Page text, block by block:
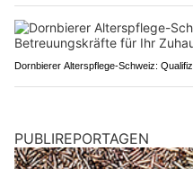
Dornbierer Alterspflege-Schweiz:
PUBLIREPORTAGEN